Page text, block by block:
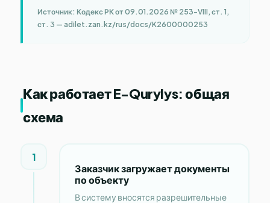
Источник: Кодекс РК от 09.01.2026 № 253-VIII, ст. 1,
ст. 3 — adilet.zan.kz/rus/docs/K2600000253
Как работает E-Qurylys: общая
схема
1
Заказчик загружает документы
по объекту
В систему вносятся разрешительные